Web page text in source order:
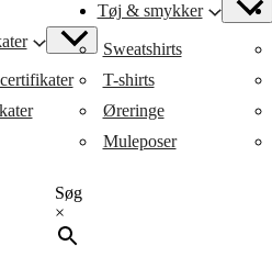
Tøj & smykker
Sweatshirts
T-shirts
Øreringe
Muleposer
Søg
×